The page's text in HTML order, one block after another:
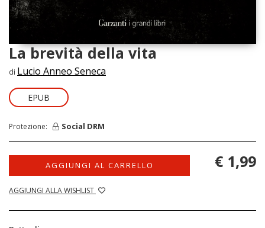
La brevità della vita
di Lucio Anneo Seneca
EPUB
Protezione: Social DRM
AGGIUNGI AL CARRELLO
AGGIUNGI ALLA WISHLIST
€ 1,99